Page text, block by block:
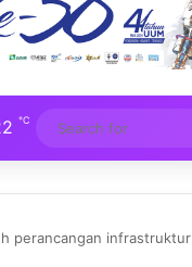
℃
perancangan infrastruktur